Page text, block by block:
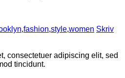
,fashion,style,women Skriv
consectetuer adipiscing elit, sed
tincidunt.